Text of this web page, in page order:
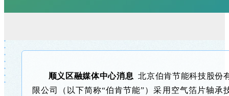
顺义区融媒体中心消息 北京伯肯节能科技股份
限公司（以下简称“伯肯节能”）采用空气箔片轴承